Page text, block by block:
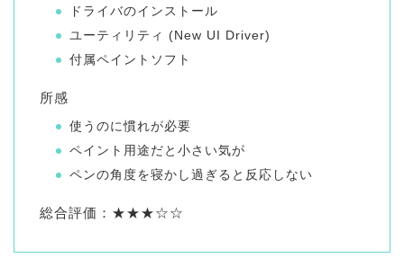
ドライバのインストール
ユーティリティ (New UI Driver)
付属ペイントソフト
所感
使うのに慣れが必要
ペイント用途だと小さい気が
ペンの角度を寝かし過ぎると反応しない
総合評価：★★★☆☆